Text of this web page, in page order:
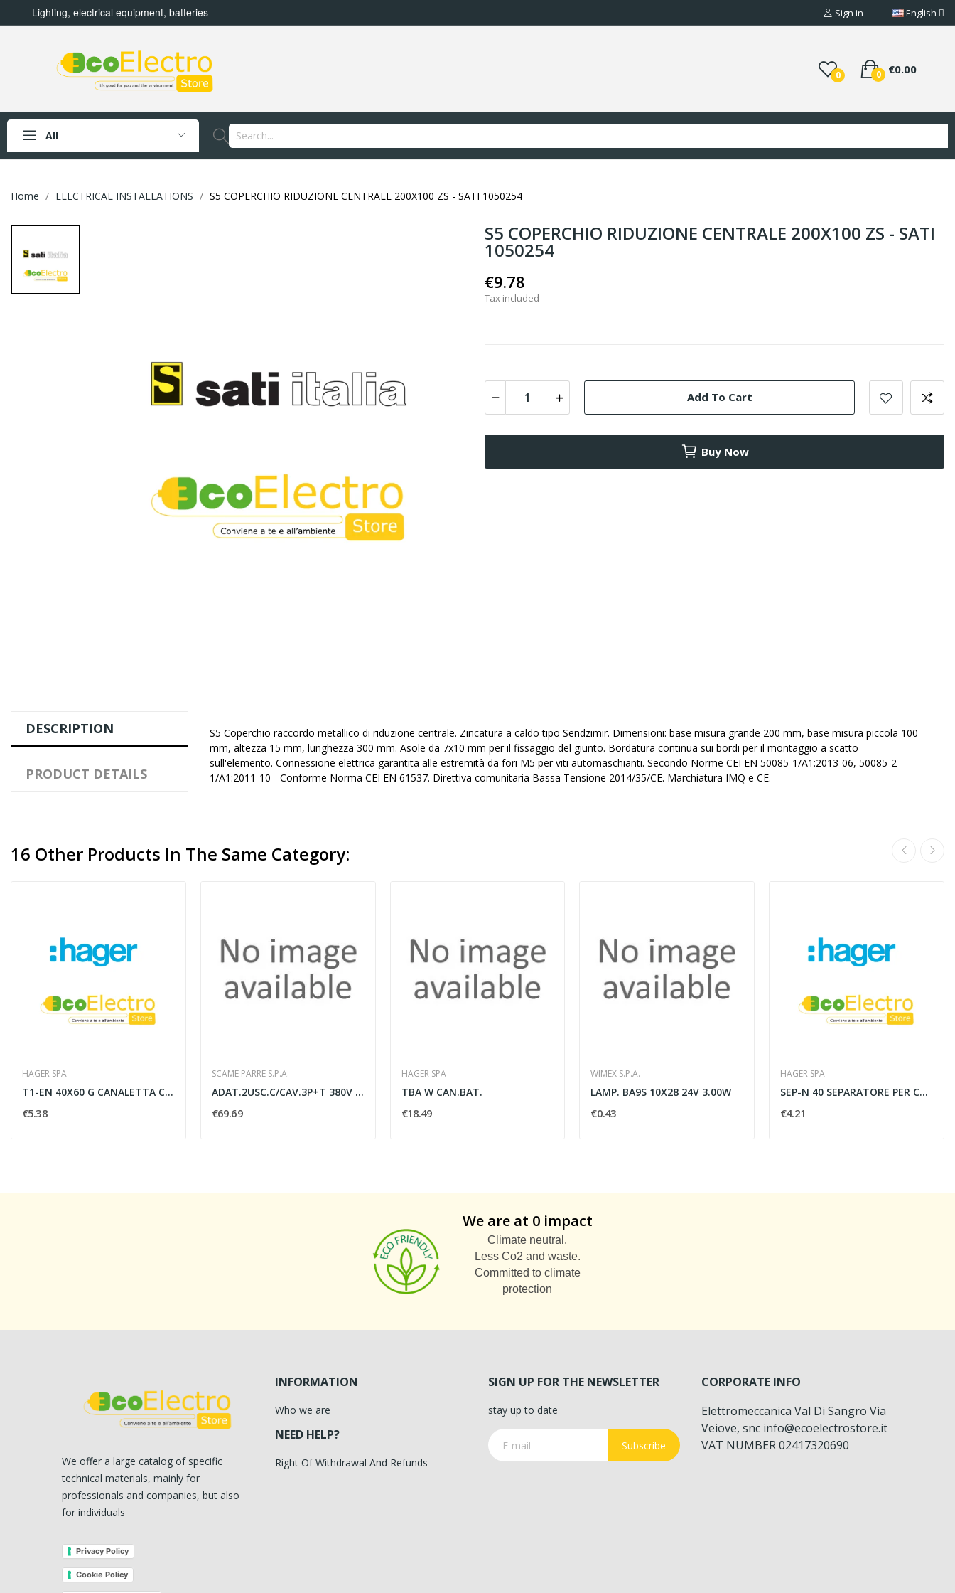
Lighting, electrical equipment, batteries Sign in English
0 €0.00
0
All
Home ELECTRICAL INSTALLATIONS S5 COPERCHIO RIDUZIONE CENTRALE 200X100 ZS - SATI 1050254
S5 COPERCHIO RIDUZIONE CENTRALE 200X100 ZS - SATI
1050254
€9.78
Tax included
Add To Cart
Buy Now
DESCRIPTION
PRODUCT DETAILS
S5 Coperchio raccordo metallico di riduzione centrale. Zincatura a caldo tipo Sendzimir. Dimensioni: base misura grande 200 mm, base misura piccola 100
mm, altezza 15 mm, lunghezza 300 mm. Asole da 7x10 mm per il fissaggio del giunto. Bordatura continua sui bordi per il montaggio a scatto
sull'elemento. Connessione elettrica garantita alle estremità da fori M5 per viti automaschianti. Secondo Norme CEI EN 50085-1/A1:2013-06, 50085-2-
1/A1:2011-10 - Conforme Norma CEI EN 61537. Direttiva comunitaria Bassa Tensione 2014/35/CE. Marchiatura IMQ e CE.
16 Other Products In The Same Category:
HAGER SPA
T1-EN 40X60 G CANALETTA CON COESTUSO MORBIDO...
€5.38
SCAME PARRE S.P.A.
ADAT.2USC.C/CAV.3P+T 380V IP44
€69.69
HAGER SPA
TBA W CAN.BAT.
€18.49
WIMEX S.P.A.
LAMP. BA9S 10X28 24V 3.00W
€0.43
HAGER SPA
SEP-N 40 SEPARATORE PER CANALI LINEE TA-N...
€4.21
We are at 0 impact
Climate neutral.
Less Co2 and waste.
Committed to climate
protection
We offer a large catalog of specific
technical materials, mainly for
professionals and companies, but also
for individuals
Privacy Policy
Cookie Policy
INFORMATION
Who we are
NEED HELP?
Right Of Withdrawal And Refunds
SIGN UP FOR THE NEWSLETTER
stay up to date
Subscribe
CORPORATE INFO
Elettromeccanica Val Di Sangro Via
Veiove, snc info@ecoelectrostore.it
VAT NUMBER 02417320690